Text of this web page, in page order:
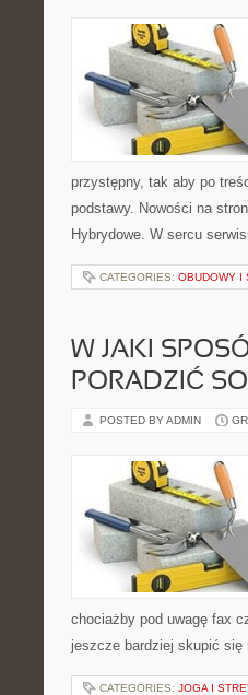
przystępny, tak aby po
podstawy. Nowości na
Hybrydowe. W sercu
CATEGORIES: OBUDOWY I
W JAKI
PORADZIĆ
POSTED BY ADMIN
chociażby pod uwagę fax
jeszcze bardziej skupić się
CATEGORIES: JOGA I